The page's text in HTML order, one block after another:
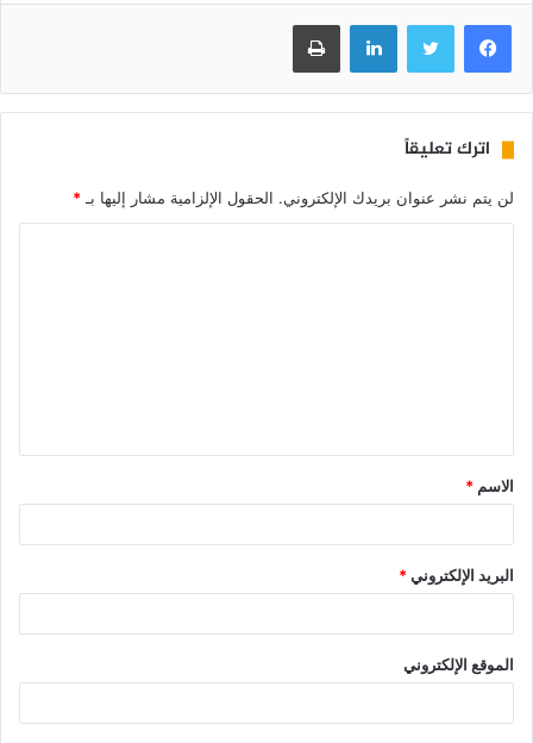
فيسبوك تويتر لينكدإن طباعة
اترك تعليقاً
لن يتم نشر عنوان بريدك الإلكتروني. الحقول الإلزامية مشار إليها بـ*
الاسم *
البريد الإلكتروني*
الموقع الإلكتروني